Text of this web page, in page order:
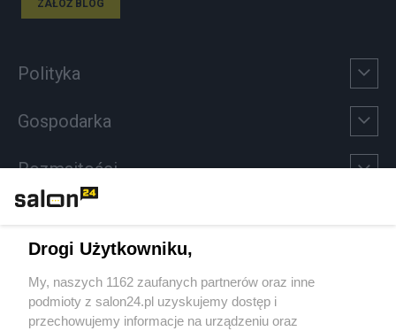
ZAŁÓŻ BLOG
Polityka
Gospodarka
Rozmaitości
Sport
Społeczeństwo
Drogi Użytkowniku,
My, naszych 1162 zaufanych partnerów oraz inne
podmioty z salon24.pl uzyskujemy dostęp i
przechowujemy informacje na urządzeniu oraz